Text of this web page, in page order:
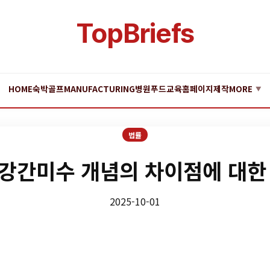
TopBriefs
HOME숙박골프MANUFACTURING병원푸드교육홈페이지제작MORE ▼
법률
간미수 개념의 차이점에 대
2025-10-01